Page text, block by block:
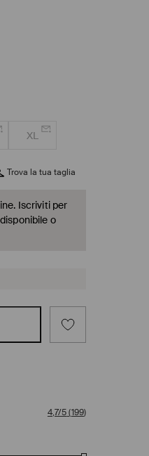
XL
Trova la tua taglia
Iscriviti per
o
4,7/5(199)